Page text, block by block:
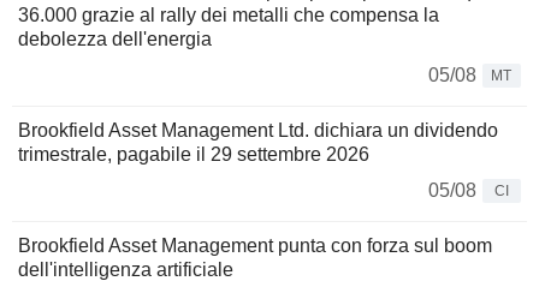
36.000 grazie al rally dei metalli che compensa la
debolezza dell'energia
05/08
MT
Brookfield Asset Management Ltd. dichiara un dividendo
trimestrale, pagabile il 29 settembre 2026
05/08
CI
Brookfield Asset Management punta con forza sul boom
dell'intelligenza artificiale